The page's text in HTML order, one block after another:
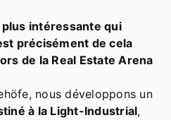
intéressante qui
précisément de cela
de la Real Estate Arena
nous développons un
à la Light-Industrial,